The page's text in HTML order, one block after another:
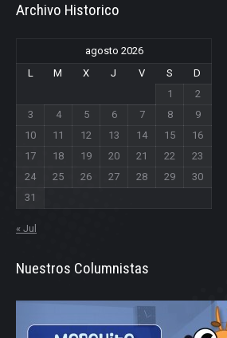
Archivo Historico
agosto 2026
L
M X J V S
D
1
2
3
4 5 6 7 8
9
10
11 12 13 14 15
16
17
18 19 20 21 22
23
24
25 26 27 28 29
30
31
« Jul
Nuestros Columnistas